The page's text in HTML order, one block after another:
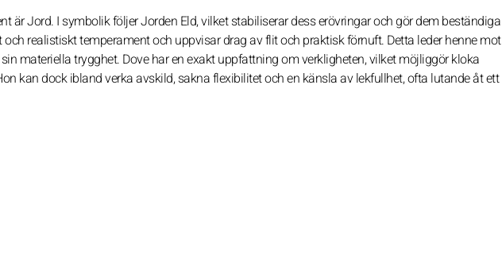
är Jord. I symbolik följer Jorden Eld, vilket stabiliserar dess erövringar och gör dem beständiga
realistiskt temperament och uppvisar drag av flit och praktisk förnuft. Detta leder henne mot
materiella trygghet. Dove har en exakt uppfattning om verkligheten, vilket möjliggör kloka
kan dock ibland verka avskild, sakna flexibilitet och en känsla av lekfullhet, ofta lutande åt ett